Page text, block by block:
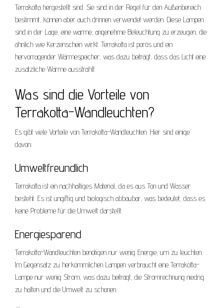
Terrakotta hergestellt sind. Sie sind in der Regel für den Außenbereich
bestimmt, können aber auch drinnen verwendet werden. Diese Lampen
sind in der Lage, eine warme, angenehme Beleuchtung zu erzeugen, die
ähnlich wie Kerzenschein wirkt. Terrakotta ist porös und ein
hervorragender Wärmespeicher, was dazu beiträgt, dass das Licht eine
zusätzliche Wärme ausstrahlt.
Was sind die Vorteile von
Terrakotta-Wandleuchten?
Es gibt viele Vorteile von Terrakotta-Wandleuchten. Hier sind einige
davon:
Umweltfreundlich
Terrakotta ist ein nachhaltiges Material, da es aus Ton und Wasser
besteht. Es ist ungiftig und biologisch abbaubar, was bedeutet, dass es
keine Probleme für die Umwelt darstellt.
Energiesparend
Terrakotta-Wandleuchten benötigen nur wenig Energie, um zu leuchten.
Im Gegensatz zu herkömmlichen Lampen verbraucht eine Terrakotta-
Lampe nur wenig Strom, was dazu beiträgt, die Stromrechnung niedrig
zu halten und die Umwelt zu schonen.